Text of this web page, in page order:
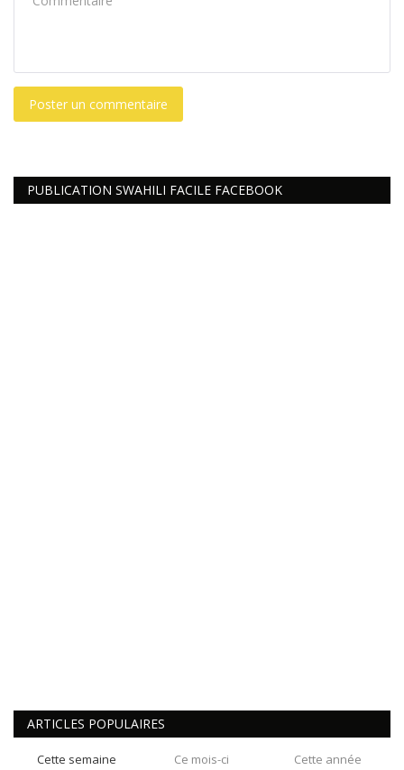
Poster un commentaire
PUBLICATION SWAHILI FACILE FACEBOOK
ARTICLES POPULAIRES
Cette semaine Ce mois-ci Cette année